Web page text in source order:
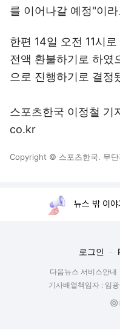
를 이어나갈 예정"이
한편 14일 오전 11시
전액 환불하기로 하였
으로 진행하기로 결정
스포츠한국 이정철
co.kr
Copyright © 스포츠한국. 무단
뉴스 밖 이야
로그인
다음뉴스 서비스안내
기사배열책임자 : 임
ⓒ